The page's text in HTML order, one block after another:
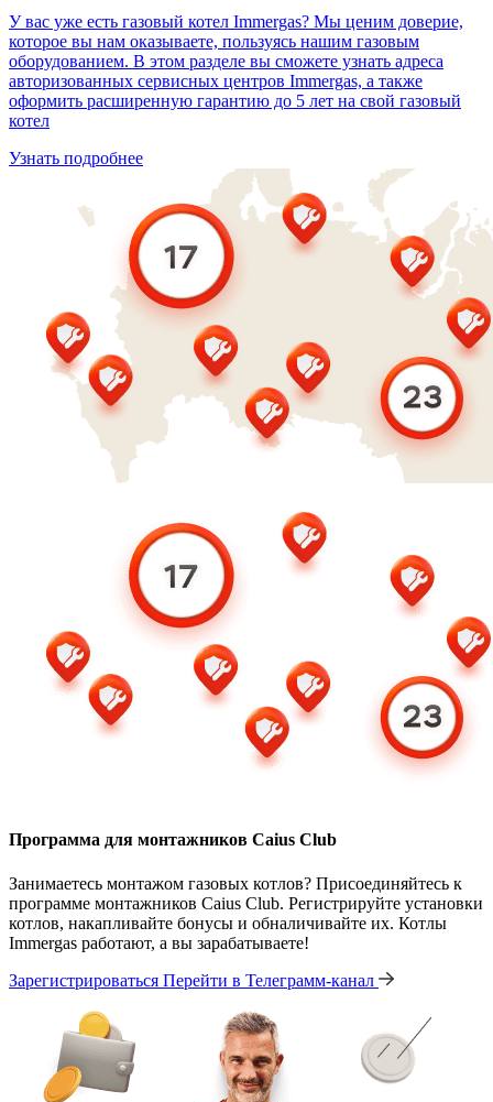
У вас уже есть газовый котел Immergas? Мы ценим доверие,
которое вы нам оказываете, пользуясь нашим газовым
оборудованием. В этом разделе вы сможете узнать адреса
авторизованных сервисных центров Immergas, а также
оформить расширенную гарантию до 5 лет на свой газовый
котел
Узнать подробнее
Программа для монтажников Caius Club
Занимаетесь монтажом газовых котлов? Присоединяйтесь к
программе монтажников Caius Club. Регистрируйте установки
котлов, накапливайте бонусы и обналичивайте их. Котлы
Immergas работают, а вы зарабатываете!
Зарегистрироваться Перейти в Телеграмм-канал